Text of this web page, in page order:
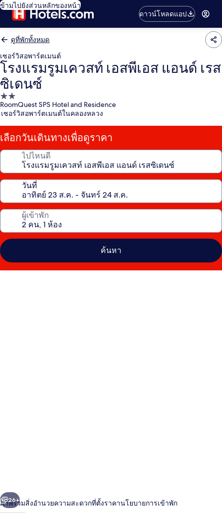
ข้ามไปยังส่วนหลักของหน้า
ดาวน์โหลดแอป
ดูที่พักทั้งหมด
เซอร์วิสอพาร์ตเมนต์
โรงแรมรูมเควสท์ เอสพีเอส แอนด์ เรส
ซิเดนซ์
ที่พัก
2.0
RoomQuest SPS Hotel and Residence
เซอร์วิสอพาร์ตเมนต์ในคลองหลวง
เลือกวันเดินทางเพื่อดูราคา
ไปไหนดี
วันที่
ผู้เข้าพัก
ค้นหา
ส
า
ถัดไป
26+
ภาพรวมสิ่งอำนวยความสะดวกที่ตั้งราคานโยบายการเข้าพัก